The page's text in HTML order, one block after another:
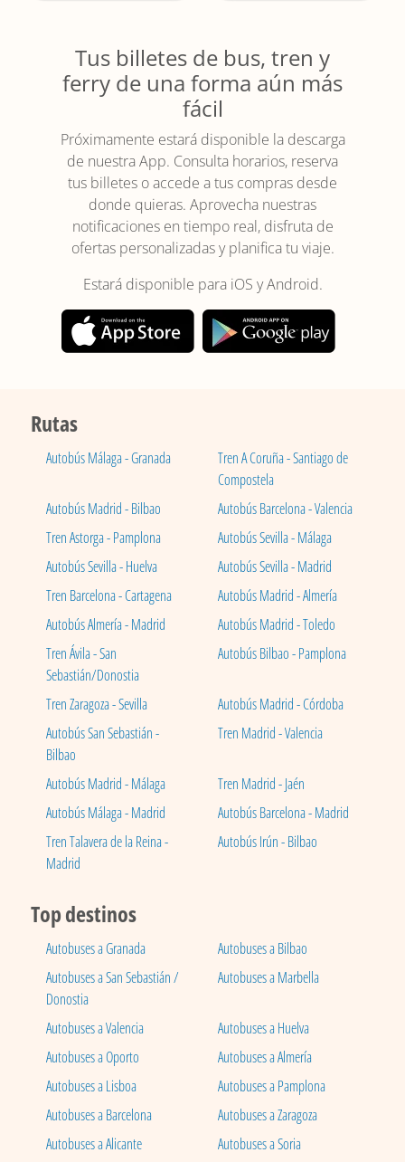
Tus billetes de bus, tren y
ferry de una forma aún más
fácil
Próximamente estará disponible la descarga
de nuestra App. Consulta horarios, reserva
tus billetes o accede a tus compras desde
donde quieras. Aprovecha nuestras
notificaciones en tiempo real, disfruta de
ofertas personalizadas y planifica tu viaje.
Estará disponible para iOS y Android.
Rutas
Autobús Málaga - Granada
Tren A Coruña - Santiago de
Compostela
Autobús Madrid - Bilbao
Autobús Barcelona - Valencia
Tren Astorga - Pamplona
Autobús Sevilla - Málaga
Autobús Sevilla - Huelva
Autobús Sevilla - Madrid
Tren Barcelona - Cartagena
Autobús Madrid - Almería
Autobús Almería - Madrid
Autobús Madrid - Toledo
Tren Ávila - San
Sebastián/Donostia
Autobús Bilbao - Pamplona
Tren Zaragoza - Sevilla
Autobús Madrid - Córdoba
Autobús San Sebastián -
Bilbao
Tren Madrid - Valencia
Autobús Madrid - Málaga
Tren Madrid - Jaén
Autobús Málaga - Madrid
Autobús Barcelona - Madrid
Tren Talavera de la Reina -
Madrid
Autobús Irún - Bilbao
Top destinos
Autobuses a Granada
Autobuses a Bilbao
Autobuses a San Sebastián /
Donostia
Autobuses a Marbella
Autobuses a Valencia
Autobuses a Huelva
Autobuses a Oporto
Autobuses a Almería
Autobuses a Lisboa
Autobuses a Pamplona
Autobuses a Barcelona
Autobuses a Zaragoza
Autobuses a Alicante
Autobuses a Soria